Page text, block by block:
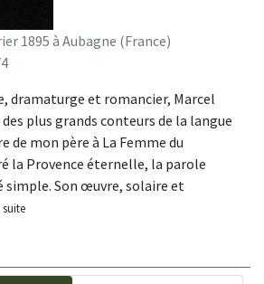
1895 à Aubagne (France)
dramaturge et romancier, Marcel
plus grands conteurs de la langue
de mon père à La Femme du
la Provence éternelle, la parole
Son œuvre, solaire et
suite